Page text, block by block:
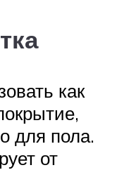
как
для пола.
от